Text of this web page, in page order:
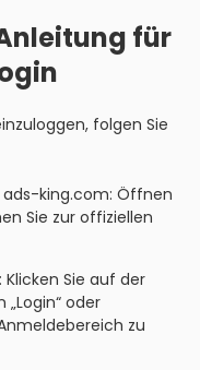
für
folgen Sie
ads-king.com: Öffnen
Sie zur offiziellen
Sie auf der
oder
zu